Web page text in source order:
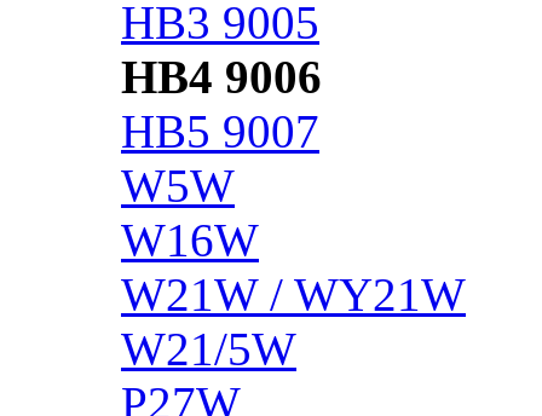
HB3 9005
HB4 9006
HB5 9007
W5W
W16W
W21W / WY21W
W21/5W
P27W